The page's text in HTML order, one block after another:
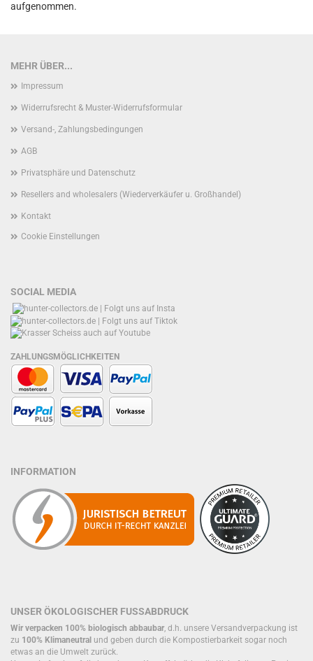
aufgenommen.
MEHR ÜBER...
Impressum
Widerrufsrecht & Muster-Widerrufsformular
Versand-, Zahlungsbedingungen
AGB
Privatsphäre und Datenschutz
Resellers and wholesalers (Wiederverkäufer u. Großhandel)
Kontakt
Cookie Einstellungen
SOCIAL MEDIA
ZAHLUNGSMÖGLICHKEITEN
INFORMATION
UNSER ÖKOLOGISCHER FUSSABDRUCK
Wir verpacken 100% biologisch abbaubar, d.h. unsere Versandverpackung ist
zu 100% Klimaneutral und geben durch die Kompostierbarkeit sogar noch
etwas an die Umwelt zurück.